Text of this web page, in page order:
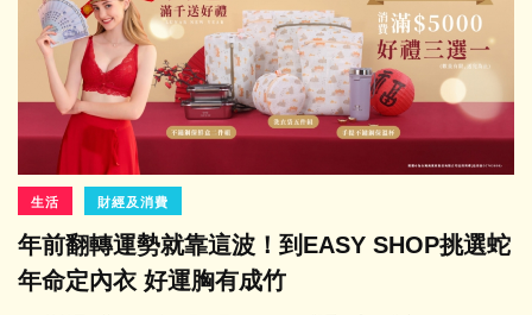
生活 財經及消費
年前翻轉運勢就靠這波！到EASY SHOP挑選蛇
年命定內衣 好運胸有成竹